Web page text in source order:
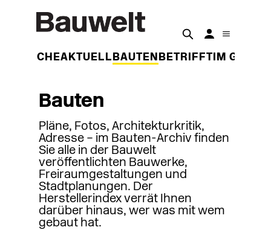
WOCHEAKTUELL BAUTEN BETRIFFT IM
Bauten
Pläne, Fotos, Architekturkritik,
Adresse – im Bauten-Archiv finden
Sie alle in der Bauwelt
veröffentlichten Bauwerke,
Freiraumgestaltungen und
Stadtplanungen. Der
Herstellerindex verrät Ihnen
darüber hinaus, wer was mit wem
gebaut hat.